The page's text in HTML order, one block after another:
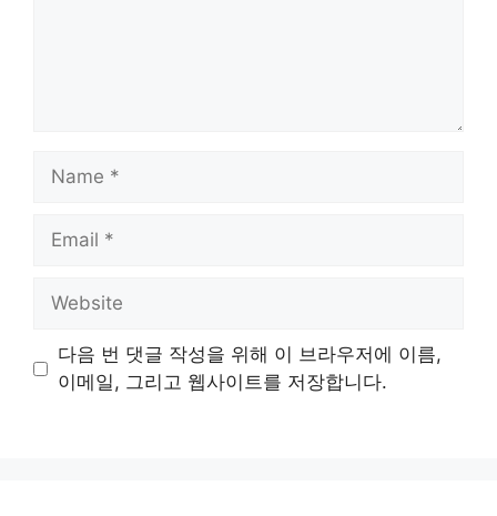
Name
Email
Website
다음 번 댓글 작성을 위해 이 브라우저에 이름,
이메일, 그리고 웹사이트를 저장합니다.